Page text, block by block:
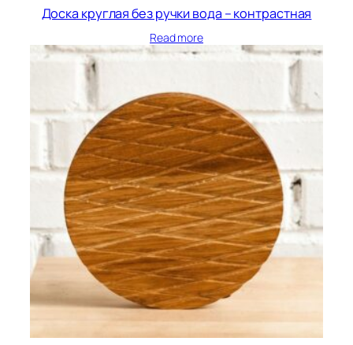
Доска круглая без ручки вода – контрастная
Read more